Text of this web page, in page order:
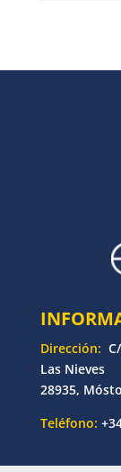
Dirección:
Las Nieves
28935,
Teléfono: